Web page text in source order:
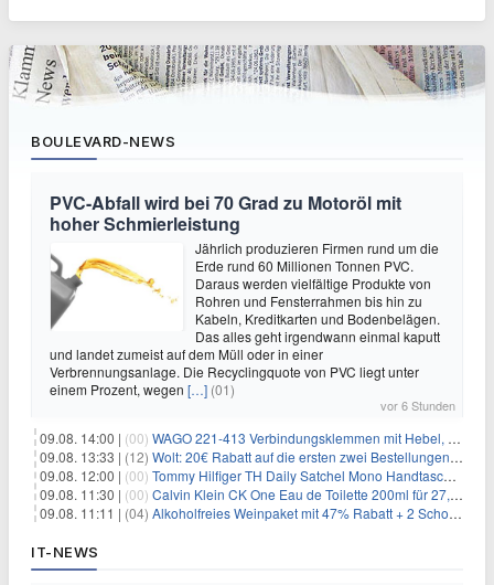
BOULEVARD-NEWS
PVC-Abfall wird bei 70 Grad zu Motoröl mit
hoher Schmierleistung
Jährlich produzieren Firmen rund um die
Erde rund 60 Millionen Tonnen PVC.
Daraus werden vielfältige Produkte von
Rohren und Fensterrahmen bis hin zu
Kabeln, Kreditkarten und Bodenbelägen.
Das alles geht irgendwann einmal kaputt
und landet zumeist auf dem Müll oder in einer
Verbrennungsanlage. Die Recyclingquote von PVC liegt unter
einem Prozent, wegen […] (01)
vor 6 Stunden
09.08. 14:00 | (00) WAGO 221-413 Verbindungsklemmen mit Hebel, 50 Stück für 14,99€
09.08. 13:33 | (12) Wolt: 20€ Rabatt auf die ersten zwei Bestellungen für Neukunden
09.08. 12:00 | (00) Tommy Hilfiger TH Daily Satchel Mono Handtasche für 73,97€
09.08. 11:30 | (00) Calvin Klein CK One Eau de Toilette 200ml für 27,99€
09.08. 11:11 | (04) Alkoholfreies Weinpaket mit 47% Rabatt + 2 Schott Zwiesel Gläser GRATIS für 29,99€
IT-NEWS